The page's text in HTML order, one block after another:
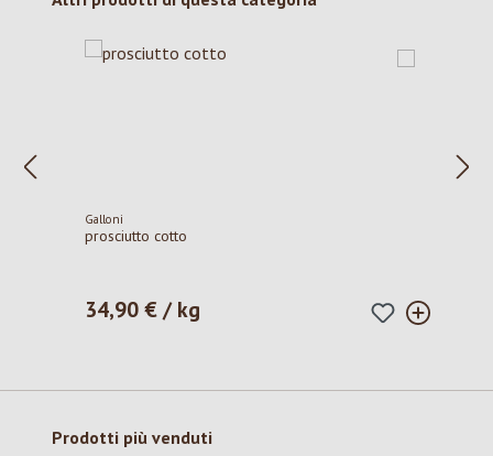
Galloni
prosciutto cotto
Prezzo normale:
34,90 € / kg
Salta la galleria dei prodotti
Prodotti più venduti